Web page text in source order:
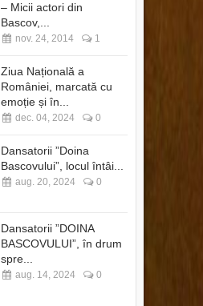
– Micii actori din
Bascov,...
nov. 24, 2014 1
Ziua Națională a
României, marcată cu
emoție și în...
dec. 04, 2024 0
Dansatorii ”Doina
Bascovului”, locul întâi...
aug. 20, 2024 0
Dansatorii ”DOINA
BASCOVULUI”, în drum
spre...
aug. 14, 2024 0